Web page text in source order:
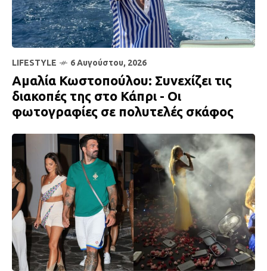
LIFESTYLE 6 Αυγούστου, 2026
Αμαλία Κωστοπούλου: Συνεχίζει τις
διακοπές της στο Κάπρι - Οι
φωτογραφίες σε πολυτελές σκάφος